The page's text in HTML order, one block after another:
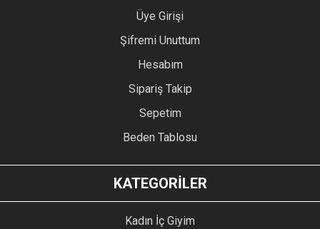
Üye Girişi
Şifremi Unuttum
Hesabım
Sipariş Takip
Sepetim
Beden Tablosu
KATEGORİLER
Kadın İç Giyim